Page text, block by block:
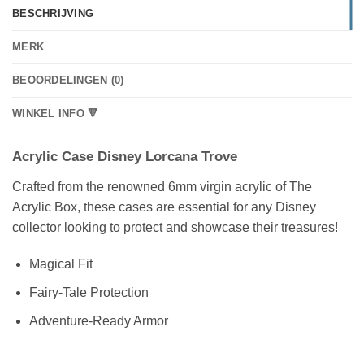
BESCHRIJVING
MERK
BEOORDELINGEN (0)
WINKEL INFO 🔻
Acrylic Case Disney Lorcana Trove
Crafted from the renowned 6mm virgin acrylic of The
Acrylic Box, these cases are essential for any Disney
collector looking to protect and showcase their treasures!
Magical Fit
Fairy-Tale Protection
Adventure-Ready Armor